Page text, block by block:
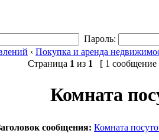
Пароль:
‹ Покупка и аренда
Страница 1 из 1 [ 1 сообщение
Комната
сообщения: Комната